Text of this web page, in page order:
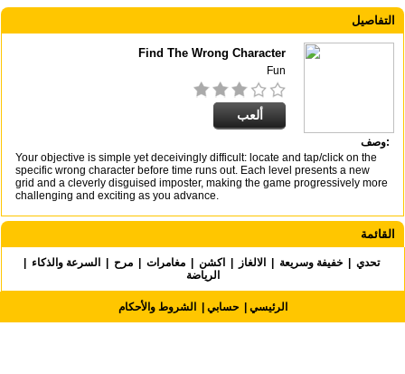
التفاصيل
Find The Wrong Character
Fun
ألعب
وصف:
Your objective is simple yet deceivingly difficult: locate and tap/click on the
specific wrong character before time runs out. Each level presents a new
grid and a cleverly disguised imposter, making the game progressively more
challenging and exciting as you advance.
القائمة
تحدي خفيفة وسريعة الالغاز اكشن مغامرات مرح السرعة والذكاء
الرياضة
الرئيسي حسابي الشروط والأحكام